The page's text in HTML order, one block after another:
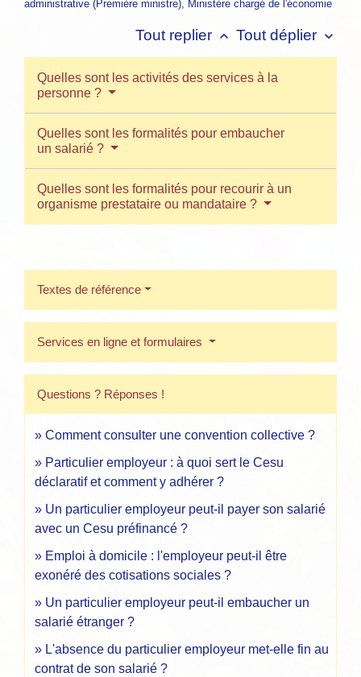
administrative (Première ministre), Ministère chargé de l'économie
Tout replier keyboard_arrow_up Tout déplier keyboard_arrow_down
Quelles sont les activités des services à la
personne ?
Quelles sont les formalités pour embaucher
un salarié ?
Quelles sont les formalités pour recourir à un
organisme prestataire ou mandataire ?
Textes de référence
Services en ligne et formulaires
Questions ? Réponses !
Comment consulter une convention collective ?
Particulier employeur : à quoi sert le Cesu
déclaratif et comment y adhérer ?
Un particulier employeur peut-il payer son salarié
avec un Cesu préfinancé ?
Emploi à domicile : l'employeur peut-il être
exonéré des cotisations sociales ?
Un particulier employeur peut-il embaucher un
salarié étranger ?
L'absence du particulier employeur met-elle fin au
contrat de son salarié ?